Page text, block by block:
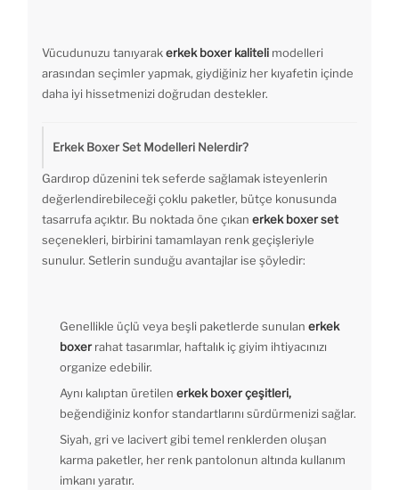
Vücudunuzu tanıyarakerkek boxer kaliteli modelleri
arasından seçimler yapmak, giydiğiniz her kıyafetin içinde
daha iyi hissetmenizi doğrudan destekler.
Erkek Boxer Set Modelleri Nelerdir?
Gardırop düzenini tek seferde sağlamak isteyenlerin
değerlendirebileceği çoklu paketler, bütçe konusunda
tasarrufa açıktır. Bu noktada öne çıkan erkek boxer set
seçenekleri, birbirini tamamlayan renk geçişleriyle
sunulur. Setlerin sunduğu avantajlar ise şöyledir:
Genellikle üçlü veya beşli paketlerde sunulan erkek
boxerrahat tasarımlar, haftalık iç giyim ihtiyacınızı
organize edebilir.
Aynı kalıptan üretilen erkek boxer çeşitleri,
beğendiğiniz konfor standartlarını sürdürmenizi sağlar.
Siyah, gri ve lacivert gibi temel renklerden oluşan
karma paketler, her renk pantolonun altında kullanım
imkanı yaratır.